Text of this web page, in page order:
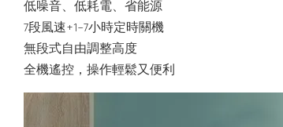
低噪音、低耗電、省能源
7段風速+1~7小時定時關機
無段式自由調整高度
全機遙控，操作輕鬆又便利